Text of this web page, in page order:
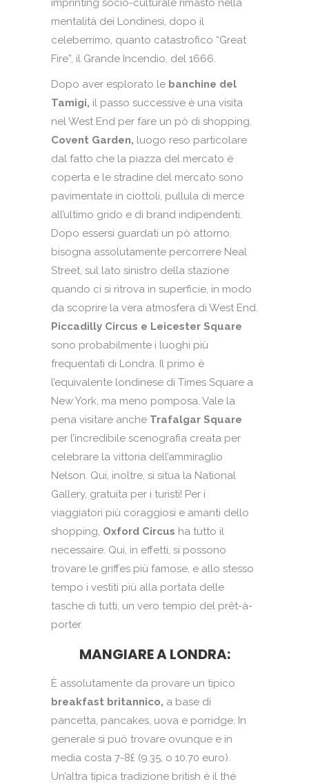
imprinting socio-culturale rimasto nella
mentalità dei Londinesi, dopo il
celeberrimo, quanto catastrofico “Great
Fire”, il Grande Incendio, del 1666.
Dopo aver esplorato le banchine del
Tamigi, il passo successive è una visita
nel West End per fare un pò di shopping.
Covent Garden, luogo reso particolare
dal fatto che la piazza del mercato è
coperta e le stradine del mercato sono
pavimentate in ciottoli, pullula di merce
all’ultimo grido e di brand indipendenti.
Dopo essersi guardati un pò attorno,
bisogna assolutamente percorrere Neal
Street, sul lato sinistro della stazione
quando ci si ritrova in superficie, in modo
da scoprire la vera atmosfera di West End.
Piccadilly Circus e Leicester Square
sono probabilmente i luoghi più
frequentati di Londra. Il primo è
l’equivalente londinese di Times Square a
New York, ma meno pomposa. Vale la
pena visitare anche Trafalgar Square
per l’incredibile scenografia creata per
celebrare la vittoria dell’ammiraglio
Nelson. Qui, inoltre, si situa la National
Gallery, gratuita per i turisti! Per i
viaggiatori più coraggiosi e amanti dello
shopping, Oxford Circus ha tutto il
necessaire. Qui, in effetti, si possono
trovare le griffes più famose, e allo stesso
tempo i vestiti più alla portata delle
tasche di tutti, un vero tempio del prêt-à-
porter.
MANGIARE A LONDRA:
È assolutamente da provare un tipico
breakfast britannico, a base di
pancetta, pancakes, uova e porridge. In
generale si può trovare ovunque e in
media costa 7-8£ (9.35, o 10.70 euro).
Un’altra tipica tradizione british è il thé